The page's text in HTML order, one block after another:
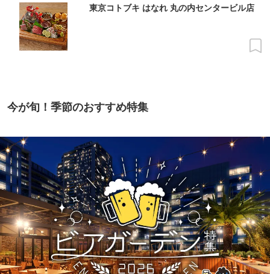
東京コトブキ はなれ 丸の内センタービル店
今が旬！季節のおすすめ特集